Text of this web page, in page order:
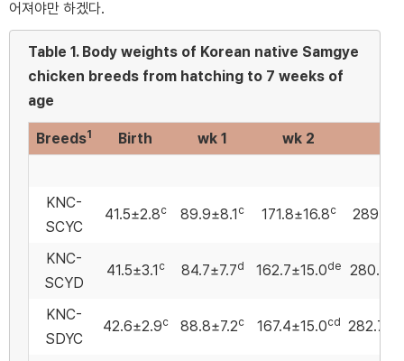
어져야만 하겠다.
Table 1. Body weights of Korean native Samgye
chicken breeds from hatching to 7 weeks of
age
Breeds1 Birth wk 1 wk 2
KNC-
SCYC
41.5±2.8c 89.9±8.1 c 171.8±16.8c
KNC-
SCYD
41.5±3.1 c 84.7±7.7d 162.7±15.0de
KNC-
SDYC
42.6±2.9c 88.8±7.2c 167.4±15.0cd